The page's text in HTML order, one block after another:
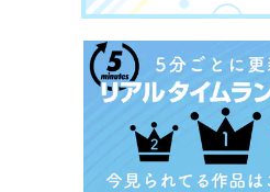
黎明の散華
サンプル 作品詳細